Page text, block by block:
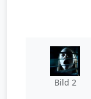
Bild 2